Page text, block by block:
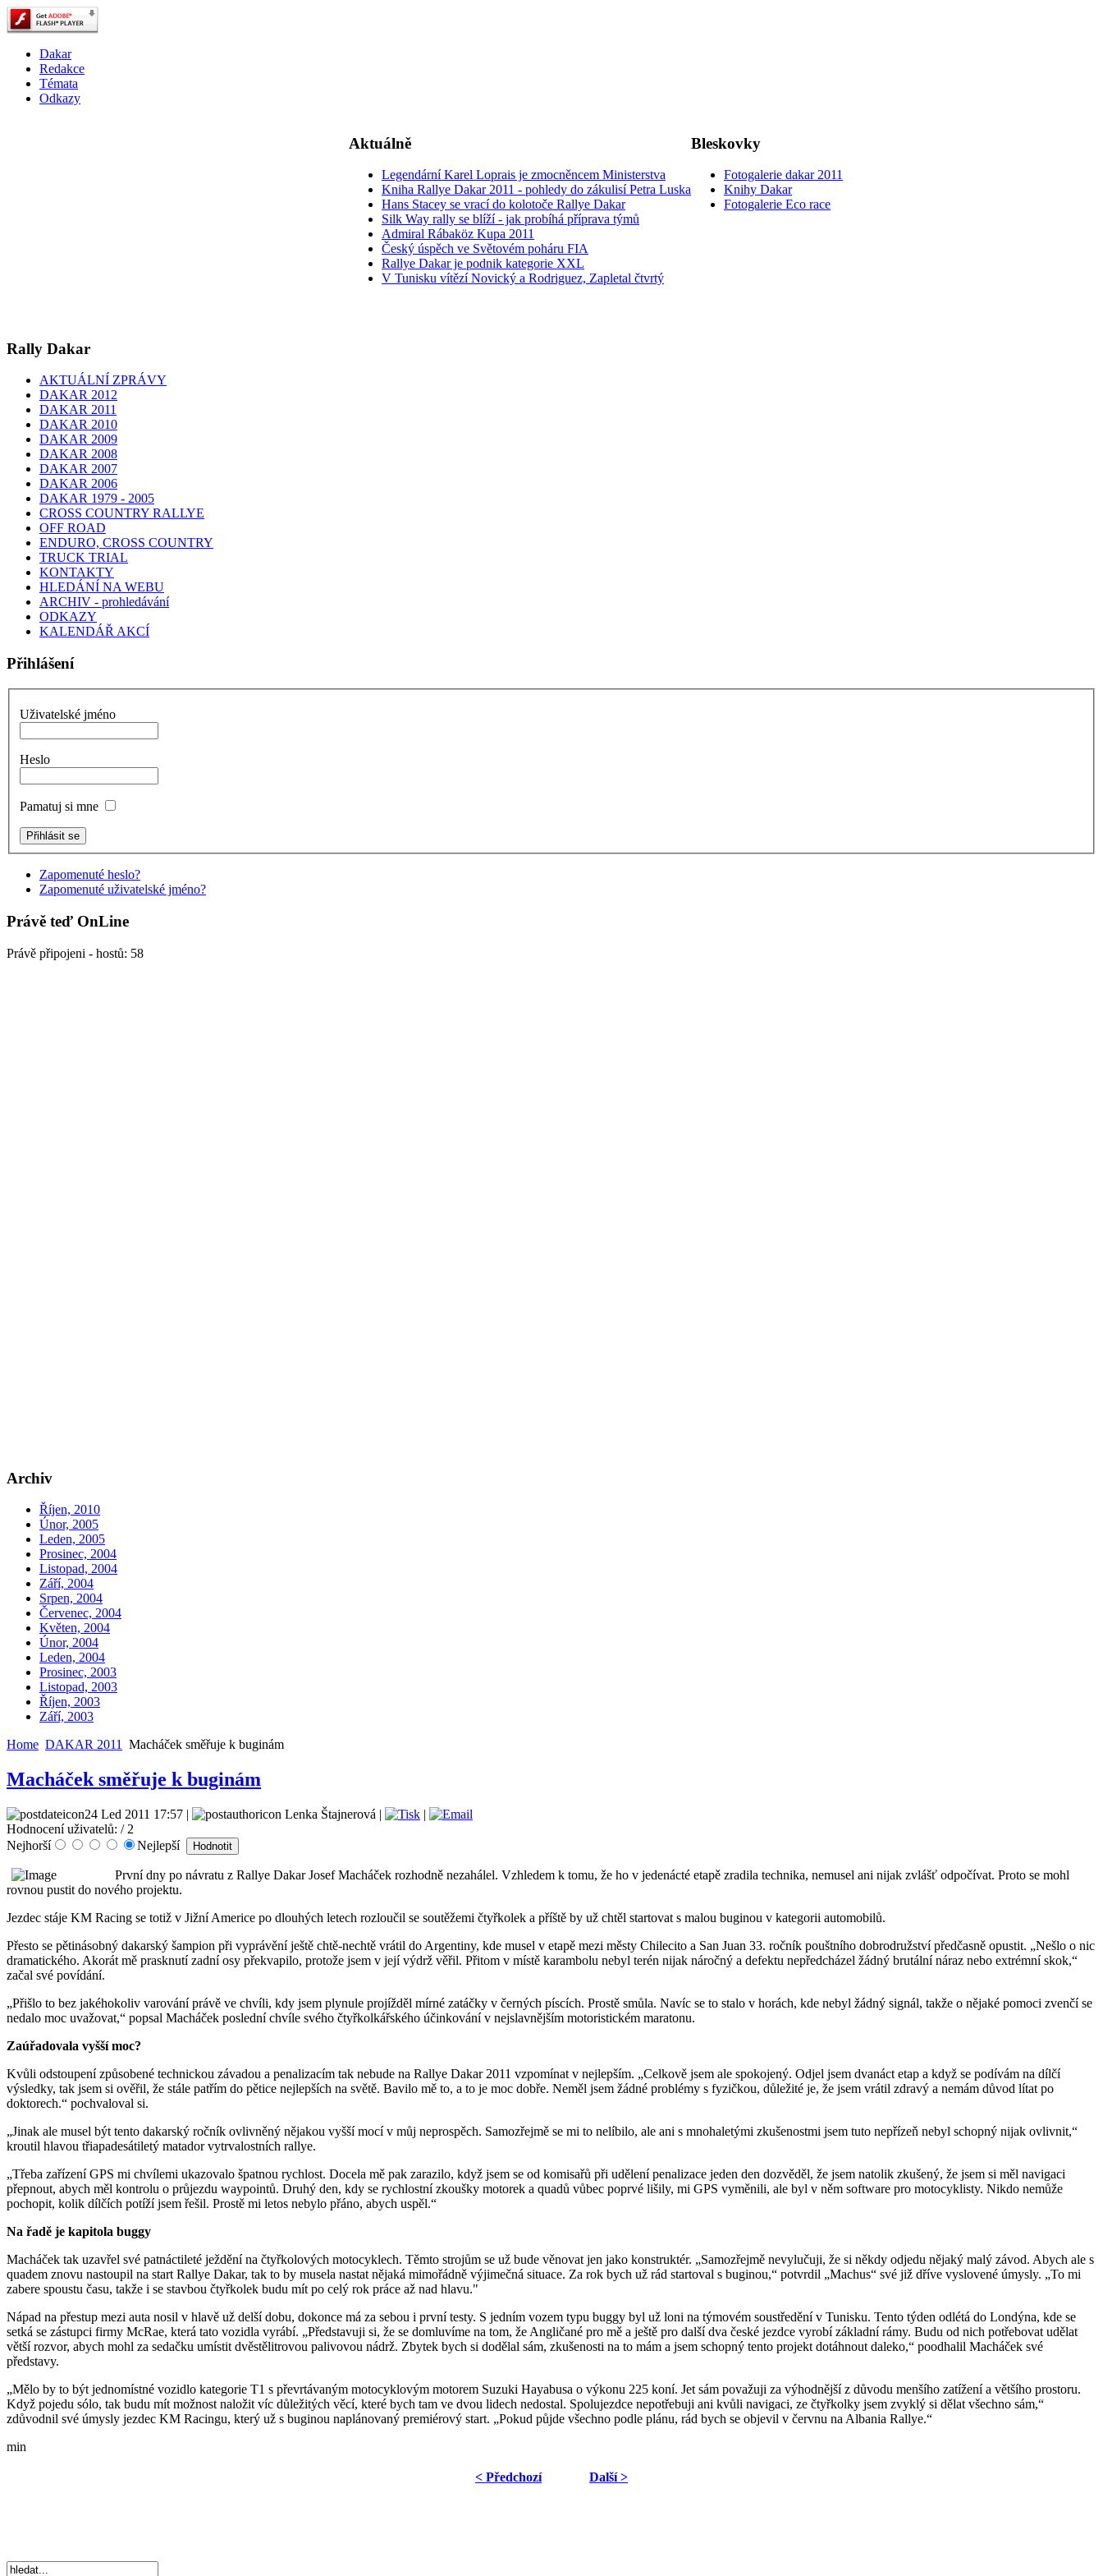
Dakar
Redakce
Témata
Odkazy
Aktuálně
Legendární Karel Loprais je zmocněncem Ministerstva
Kniha Rallye Dakar 2011 - pohledy do zákulisí Petra Luska
Hans Stacey se vrací do kolotoče Rallye Dakar
Silk Way rally se blíží - jak probíhá příprava týmů
Admiral Rábaköz Kupa 2011
Český úspěch ve Světovém poháru FIA
Rallye Dakar je podnik kategorie XXL
V Tunisku vítězí Novický a Rodriguez, Zapletal čtvrtý
Bleskovky
Fotogalerie dakar 2011
Knihy Dakar
Fotogalerie Eco race
Rally Dakar
AKTUÁLNÍ ZPRÁVY
DAKAR 2012
DAKAR 2011
DAKAR 2010
DAKAR 2009
DAKAR 2008
DAKAR 2007
DAKAR 2006
DAKAR 1979 - 2005
CROSS COUNTRY RALLYE
OFF ROAD
ENDURO, CROSS COUNTRY
TRUCK TRIAL
KONTAKTY
HLEDÁNÍ NA WEBU
ARCHIV - prohledávání
ODKAZY
KALENDÁŘ AKCÍ
Přihlášení
Uživatelské jméno
Heslo
Pamatuj si mne
Zapomenuté heslo?
Zapomenuté uživatelské jméno?
Právě teď OnLine
Právě připojeni - hostů: 58
Archiv
Říjen, 2010
Únor, 2005
Leden, 2005
Prosinec, 2004
Listopad, 2004
Září, 2004
Srpen, 2004
Červenec, 2004
Květen, 2004
Únor, 2004
Leden, 2004
Prosinec, 2003
Listopad, 2003
Říjen, 2003
Září, 2003
Home DAKAR 2011 Macháček směřuje k buginám
Macháček směřuje k buginám
24 Led 2011 17:57 | Lenka Štajnerová |
|
Hodnocení uživatelů: / 2
Nejhorší
Nejlepší
První dny po návratu z Rallye Dakar Josef Macháček rozhodně nezahálel. Vzhledem k tomu, že ho v jedenácté etapě zradila technika, nemusel ani nijak zvlášť odpočívat. Proto se mohl
rovnou pustit do nového projektu.
Jezdec stáje KM Racing se totiž v Jižní Americe po dlouhých letech rozloučil se soutěžemi čtyřkolek a příště by už chtěl startovat s malou buginou v kategorii automobilů.
Přesto se pětinásobný dakarský šampion při vyprávění ještě chtě-nechtě vrátil do Argentiny, kde musel v etapě mezi městy Chilecito a San Juan 33. ročník pouštního dobrodružství předčasně opustit. „Nešlo o nic
dramatického. Akorát mě prasknutí zadní osy překvapilo, protože jsem v její výdrž věřil. Přitom v místě karambolu nebyl terén nijak náročný a defektu nepředcházel žádný brutální náraz nebo extrémní skok,“
začal své povídání.
„Přišlo to bez jakéhokoliv varování právě ve chvíli, kdy jsem plynule projížděl mírné zatáčky v černých píscích. Prostě smůla. Navíc se to stalo v horách, kde nebyl žádný signál, takže o nějaké pomoci zvenčí se
nedalo moc uvažovat,“ popsal Macháček poslední chvíle svého čtyřkolkářského účinkování v nejslavnějším motoristickém maratonu.
Zaúřadovala vyšší moc?
Kvůli odstoupení způsobené technickou závadou a penalizacím tak nebude na Rallye Dakar 2011 vzpomínat v nejlepším. „Celkově jsem ale spokojený. Odjel jsem dvanáct etap a když se podívám na dílčí
výsledky, tak jsem si ověřil, že stále patřím do pětice nejlepších na světě. Bavilo mě to, a to je moc dobře. Neměl jsem žádné problémy s fyzičkou, důležité je, že jsem vrátil zdravý a nemám důvod lítat po
doktorech.“ pochvaloval si.
„Jinak ale musel být tento dakarský ročník ovlivněný nějakou vyšší mocí v můj neprospěch. Samozřejmě se mi to nelíbilo, ale ani s mnohaletými zkušenostmi jsem tuto nepřízeň nebyl schopný nijak ovlivnit,“
kroutil hlavou třiapadesátiletý matador vytrvalostních rallye.
„Třeba zařízení GPS mi chvílemi ukazovalo špatnou rychlost. Docela mě pak zarazilo, když jsem se od komisařů při udělení penalizace jeden den dozvěděl, že jsem natolik zkušený, že jsem si měl navigaci
přepnout, abych měl kontrolu o průjezdu waypointů. Druhý den, kdy se rychlostní zkoušky motorek a quadů vůbec poprvé lišily, mi GPS vyměnili, ale byl v něm software pro motocyklisty. Nikdo nemůže
pochopit, kolik dílčích potíží jsem řešil. Prostě mi letos nebylo přáno, abych uspěl.“
Na řadě je kapitola buggy
Macháček tak uzavřel své patnáctileté ježdění na čtyřkolových motocyklech. Těmto strojům se už bude věnovat jen jako konstruktér. „Samozřejmě nevylučuji, že si někdy odjedu nějaký malý závod. Abych ale s
quadem znovu nastoupil na start Rallye Dakar, tak to by musela nastat nějaká mimořádně výjimečná situace. Za rok bych už rád startoval s buginou,“ potvrdil „Machus“ své již dříve vyslovené úmysly. „To mi
zabere spoustu času, takže i se stavbou čtyřkolek budu mít po celý rok práce až nad hlavu."
Nápad na přestup mezi auta nosil v hlavě už delší dobu, dokonce má za sebou i první testy. S jedním vozem typu buggy byl už loni na týmovém soustředění v Tunisku. Tento týden odlétá do Londýna, kde se
setká se zástupci firmy McRae, která tato vozidla vyrábí. „Představuji si, že se domluvíme na tom, že Angličané pro mě a ještě pro další dva české jezdce vyrobí základní rámy. Budu od nich potřebovat udělat
větší rozvor, abych mohl za sedačku umístit dvěstělitrovou palivovou nádrž. Zbytek bych si dodělal sám, zkušenosti na to mám a jsem schopný tento projekt dotáhnout daleko,“ poodhalil Macháček své
představy.
„Mělo by to být jednomístné vozidlo kategorie T1 s převrtávaným motocyklovým motorem Suzuki Hayabusa o výkonu 225 koní. Jet sám považuji za výhodnější z důvodu menšího zatížení a většího prostoru.
Když pojedu sólo, tak budu mít možnost naložit víc důležitých věcí, které bych tam ve dvou lidech nedostal. Spolujezdce nepotřebuji ani kvůli navigaci, ze čtyřkolky jsem zvyklý si dělat všechno sám,“
zdůvodnil své úmysly jezdec KM Racingu, který už s buginou naplánovaný premiérový start. „Pokud půjde všechno podle plánu, rád bych se objevil v červnu na Albania Rallye.“
min
< Předchozí Další >